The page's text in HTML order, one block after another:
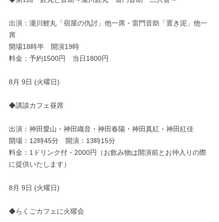
出演：瀧川鯉丸「宿屋の仇討」他一席・雷門音助「置き泥」他一
席
開場18時半 開演19時
料金：予約1500円 当日1800円
8月 9日 (火曜日)
◆講談カフェ昼席
出演：神田愛山・神田織音・神田春陽・神田真紅・神田紅佳
開場：12時45分 開演：13時15分
料金：1ドリンク付・2000円（お飲み物は開演前とお仲入りの際
に提供いたします）
8月 9日 (火曜日)
◆らくごカフェに火曜会